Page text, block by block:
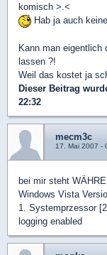
komisch >.<
Hab ja auch
Kann man eigentlich
lassen ?!
Weil das kostet ja
Dieser Beitrag
22:32
mecm3c
17. Mai 2007 -
bei mir steht
Windows Vista
1. Systemprzessor
logging enabled